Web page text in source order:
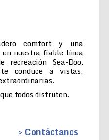
comfort y una
nuestra fiable línea
recreación Sea-Doo.
conduce a vistas,
todos disfruten.
> Contáctanos